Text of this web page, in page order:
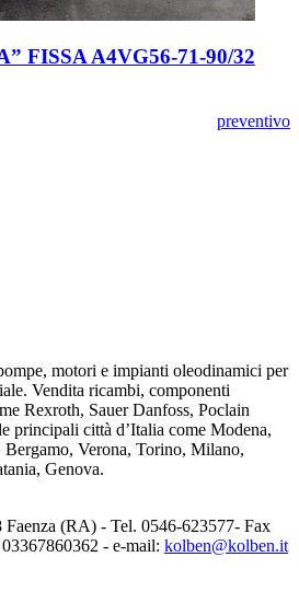
FISSA A4VG56-71-90/32
preventivo
motori e impianti oleodinamici per
Vendita ricambi, componenti
Rexroth, Sauer Danfoss, Poclain
principali città d’Italia come Modena,
Verona, Torino, Milano,
Genova.
(RA) - Tel. 0546-623577- Fax
- e-mail: kolben@kolben.it